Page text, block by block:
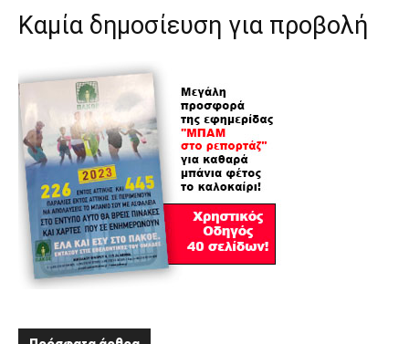
Καμία δημοσίευση για προβολή